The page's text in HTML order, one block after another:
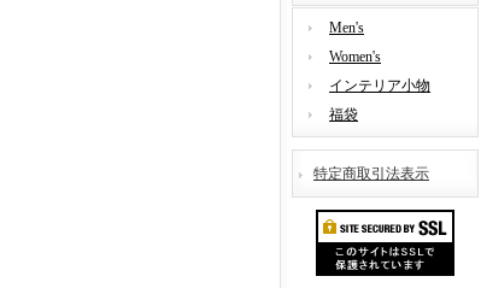
Men's
Women's
インテリア小物
福袋
特定商取引法表示